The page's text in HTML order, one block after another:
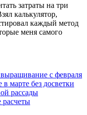
затраты на три
калькулятор,
каждый метод
меня самого
с февраля
марте без досветки
рассады